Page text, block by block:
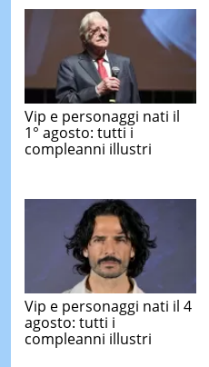
Vip e personaggi nati il
1° agosto: tutti i
compleanni illustri
Vip e personaggi nati il 4
agosto: tutti i
compleanni illustri